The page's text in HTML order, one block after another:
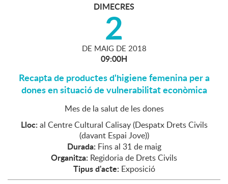
DIMECRES
2
DE MAIG DE 2018
09:00H
Recapta de productes d'higiene femenina per a
dones en situació de vulnerabilitat econòmica
Mes de la salut de les dones
Lloc: al Centre Cultural Calisay (Despatx Drets Civils
(davant Espai Jove))
Durada: Fins al 31 de maig
Organitza: Regidoria de Drets Civils
Tipus d'acte: Exposició